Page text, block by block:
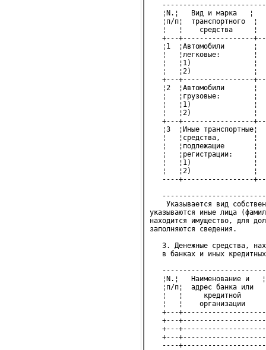
¦N.¦   Вид и марка   ¦
¦п/п¦  транспортного  ¦
¦   ¦    средства     ¦
+---+-----------------
¦1  ¦Автомобили       ¦
¦   ¦легковые:        ¦
¦   ¦1)               ¦
¦   ¦2)               ¦
+---+-----------------
¦2  ¦Автомобили       ¦
¦   ¦грузовые:        ¦
¦   ¦1)               ¦
¦   ¦2)               ¦
+---+-----------------
¦3  ¦Иные транспортные¦
¦   ¦средства,        ¦
¦   ¦подлежащие       ¦
¦   ¦регистрации:     ¦
¦   ¦1)               ¦
¦   ¦2)               ¦
----+-----------------
Указывается вид
указываются иные лица
находится имущество, для
заполняются сведения.
3. Денежные средства,
в банках и иных кредитных
¦N.¦   Наименование и   ¦
¦п/п¦  адрес банка или
¦   ¦     кредитной
¦   ¦    организации
+---+--------------------
+---+--------------------
+---+--------------------
+---+--------------------
----+--------------------